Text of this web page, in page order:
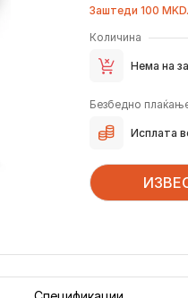
Заштеди 100 MKD.
Количина
Нема на
Безбедно
Исплата